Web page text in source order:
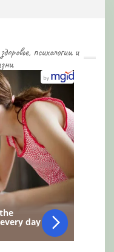
психологии и